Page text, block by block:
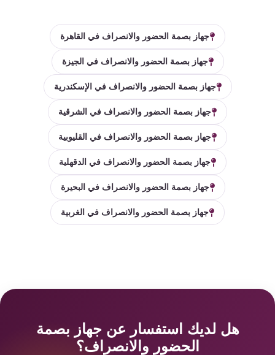
جهاز بصمة الحضور والانصراف في القاهرة
جهاز بصمة الحضور والانصراف في الجيزة
جهاز بصمة الحضور والانصراف في الإسكندرية
جهاز بصمة الحضور والانصراف في الشرقية
جهاز بصمة الحضور والانصراف في القليوبية
جهاز بصمة الحضور والانصراف في الدقهلية
جهاز بصمة الحضور والانصراف في البحيرة
جهاز بصمة الحضور والانصراف في الغربية
هل لديك استفسار عن جهاز بصمة
الحضور والانصراف؟